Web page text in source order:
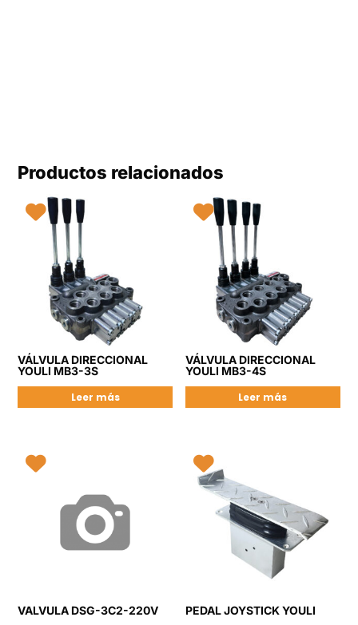
Productos relacionados
VÁLVULA DIRECCIONAL
YOULI MB3-3S
Leer más
VÁLVULA DIRECCIONAL
YOULI MB3-4S
Leer más
VALVULA DSG-3C2-220V
PEDAL JOYSTICK YOULI